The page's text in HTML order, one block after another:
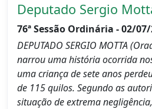
Deputado Sergio
76ª Sessão Ordinária - 02/
DEPUTADO SERGIO MOTTA
narrou uma história ocorrida
uma criança de sete anos
de 115 quilos. Segundo as
situação de extrema